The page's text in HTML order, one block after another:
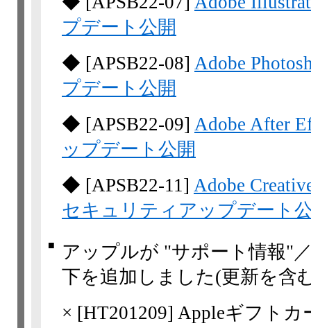
プデート公開
◆ [APSB22-08] Adobe
プデート公開
◆ [APSB22-09] Adobe After
ップデート公開
◆ [APSB22-11] Adobe
セキュリティアップデート
■
アップルが "サポート情報"
下を追加しました(更新を含
× [HT201209] Appleギフトカ